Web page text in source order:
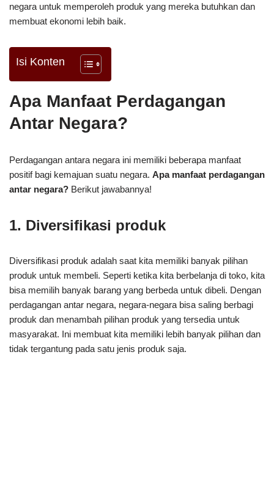
negara untuk memperoleh produk yang mereka butuhkan dan
membuat ekonomi lebih baik.
Isi Konten
Apa Manfaat Perdagangan
Antar Negara?
Perdagangan antara negara ini memiliki beberapa manfaat
positif bagi kemajuan suatu negara. Apa manfaat perdagangan
antar negara? Berikut jawabannya!
1. Diversifikasi produk
Diversifikasi produk adalah saat kita memiliki banyak pilihan
produk untuk membeli. Seperti ketika kita berbelanja di toko, kita
bisa memilih banyak barang yang berbeda untuk dibeli. Dengan
perdagangan antar negara, negara-negara bisa saling berbagi
produk dan menambah pilihan produk yang tersedia untuk
masyarakat. Ini membuat kita memiliki lebih banyak pilihan dan
tidak tergantung pada satu jenis produk saja.